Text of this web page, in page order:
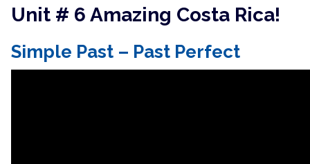
Unit # 6 Amazing Costa Rica!
Simple Past – Past Perfect